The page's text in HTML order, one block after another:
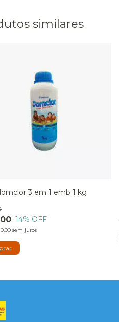
similares
3 em 1 emb 1 kg
14% OFF
sem juros